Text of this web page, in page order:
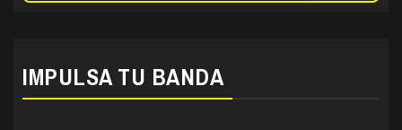
IMPULSA TU BANDA